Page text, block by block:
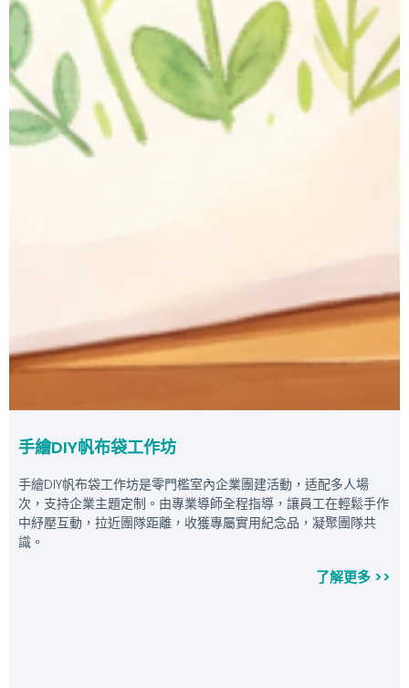
手繪DIY帆布袋工作坊
手繪DIY帆布袋工作坊是零門檻室內企業團建活動，适配多人場
次，支持企業主題定制。由專業導師全程指導，讓員工在輕鬆手作
中紓壓互動，拉近團隊距離，收獲專屬實用紀念品，凝聚團隊共
識。
了解更多 >>